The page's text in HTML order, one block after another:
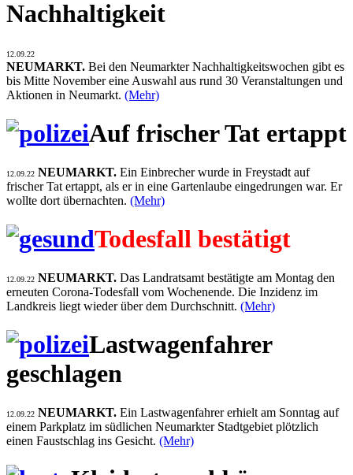
Nachhaltigkeit
12.09.22
NEUMARKT. Bei den Neumarkter Nachhaltigkeitswochen gibt es
bis Mitte November eine Auswahl aus rund 30 Veranstaltungen und
Aktionen in Neumarkt. (Mehr)
Auf frischer Tat ertappt
12.09.22 NEUMARKT. Ein Einbrecher wurde in Freystadt auf
frischer Tat ertappt, als er in eine Gartenlaube eingedrungen war. Er
wollte dort übernachten. (Mehr)
Todesfall bestätigt
12.09.22 NEUMARKT. Das Landratsamt bestätigte am Montag den
erneuten Corona-Todesfall vom Wochenende. Die Inzidenz im
Landkreis liegt wieder über dem Durchschnitt. (Mehr)
Lastwagenfahrer
geschlagen
12.09.22 NEUMARKT. Ein Lastwagenfahrer erhielt am Sonntag auf
einem Parkplatz im südlichen Neumarkter Stadtgebiet plötzlich
einen Faustschlag ins Gesicht. (Mehr)